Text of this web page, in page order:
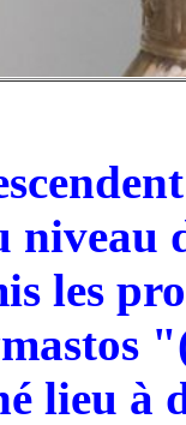
niveau
les
lieu à